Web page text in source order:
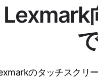
Lexmark
のタッチスクリ